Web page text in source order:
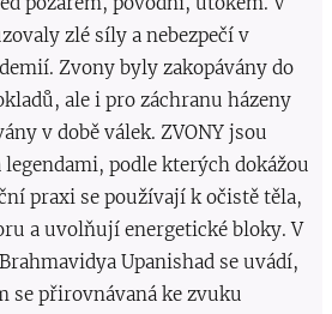
zlé síly a nebezpečí v
Zvony byly zakopávány do
ale i pro záchranu házeny
v době válek. ZVONY jsou
podle kterých dokážou
praxi se používají k očistě těla,
a uvolňují energetické bloky. V
Upanishad se uvádí,
se přirovnávaná ke zvuku